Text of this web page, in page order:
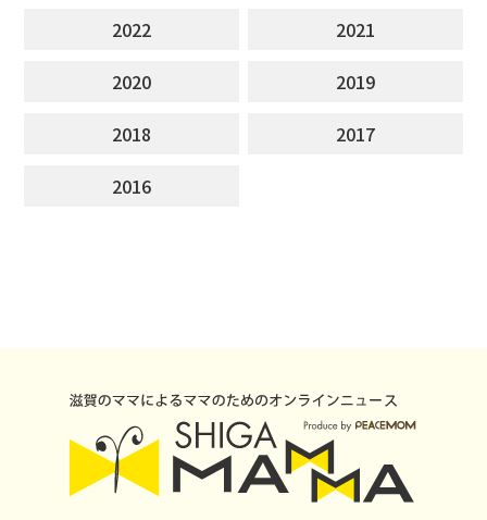
2022
2021
2020
2019
2018
2017
2016